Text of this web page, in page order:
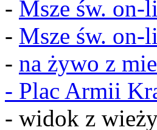
- Msze św.
- Msze św.
- na żywo z
- Plac Armii
- widok z